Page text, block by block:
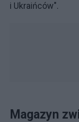
i Ukraińców".
Magazyn